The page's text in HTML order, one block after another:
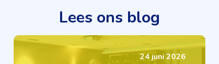
Lees ons blog
24 juni 2026